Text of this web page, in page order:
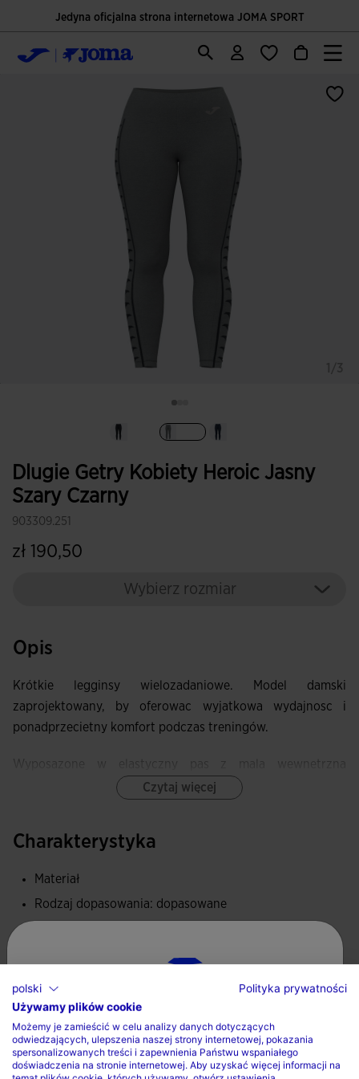
Jedyna oficjalna strona internetowa JOMA SPORT
Dlugie Getry Kobiety Heroic Jasny
Szary Czarny
903309.251
zł 190,50
Wybierz rozmiar
Opis
Krótkie legginsy wielozadaniowe. Model damski
zaprojektowany, by oferowac wyjatkowa wydajnosc i
ponadprzecietny komfort podczas treningów.
Wyposazone w elastyczny pas z mala wewnetrzna
minimalizuja otarcia i zapobiegaja podraznieniom skóry.
Oferuja wyjatkowa elastycznosc i miekkosc, zapewniajac
swobode ruchu oraz ergonomiczne dopasowanie.
Czytaj więcej
Charakterystyka
Materiał
Rodzaj dopasowania: dopasowane
Prac w pralce maksymalnie w 30 stopniach
Nie stosowac wybielacza
Nie suszyc w suszarce bebnowej
Wybierz kraj oraz język
Kraj
polski
Polityka prywatności
Używamy plików cookie
Możemy je zamieścić w celu analizy danych dotyczących
odwiedzających, ulepszenia naszej strony internetowej, pokazania
spersonalizowanych treści i zapewnienia Państwu wspaniałego
doświadczenia na stronie internetowej. Aby uzyskać więcej informacji na